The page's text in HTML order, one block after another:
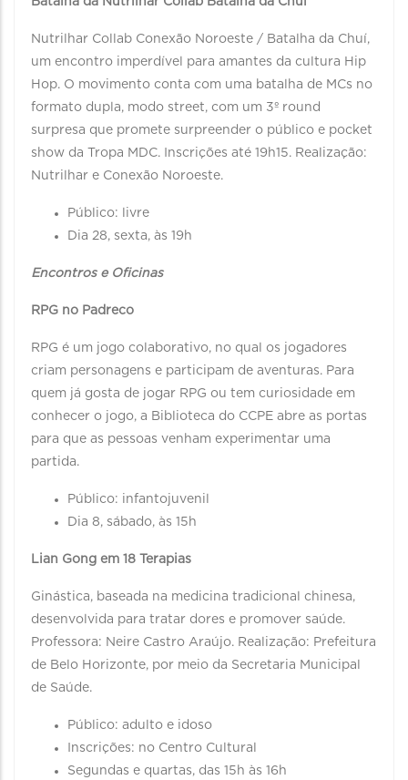
Nutrilhar Collab Conexão Noroeste / Batalha da Chuí,
um encontro imperdível para amantes da cultura Hip
Hop. O movimento conta com uma batalha de MCs no
formato dupla, modo street, com um 3º round
surpresa que promete surpreender o público e pocket
show da Tropa MDC. Inscrições até 19h15. Realização:
Nutrilhar e Conexão Noroeste.
Público: livre
Dia 28, sexta, às 19h
Encontros e Oficinas
RPG no Padreco
RPG é um jogo colaborativo, no qual os jogadores
criam personagens e participam de aventuras. Para
quem já gosta de jogar RPG ou tem curiosidade em
conhecer o jogo, a Biblioteca do CCPE abre as portas
para que as pessoas venham experimentar uma
partida.
Público: infantojuvenil
Dia 8, sábado, às 15h
Lian Gong em 18 Terapias
Ginástica, baseada na medicina tradicional chinesa,
desenvolvida para tratar dores e promover saúde.
Professora: Neire Castro Araújo. Realização: Prefeitura
de Belo Horizonte, por meio da Secretaria Municipal
de Saúde.
Público: adulto e idoso
Inscrições: no Centro Cultural
Segundas e quartas, das 15h às 16h